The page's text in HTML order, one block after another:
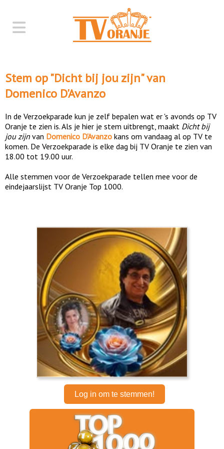
Stem op "Dicht bij jou zijn" van
Domenico D'Avanzo
In de Verzoekparade kun je zelf bepalen wat er 's avonds op TV
Oranje te zien is. Als je hier je stem uitbrengt, maakt Dicht bij
jou zijn van Domenico D'Avanzo kans om vandaag al op TV te
komen. De Verzoekparade is elke dag bij TV Oranje te zien van
18.00 tot 19.00 uur.
Alle stemmen voor de Verzoekparade tellen mee voor de
eindejaarslijst TV Oranje Top 1000.
Log in om te stemmen!